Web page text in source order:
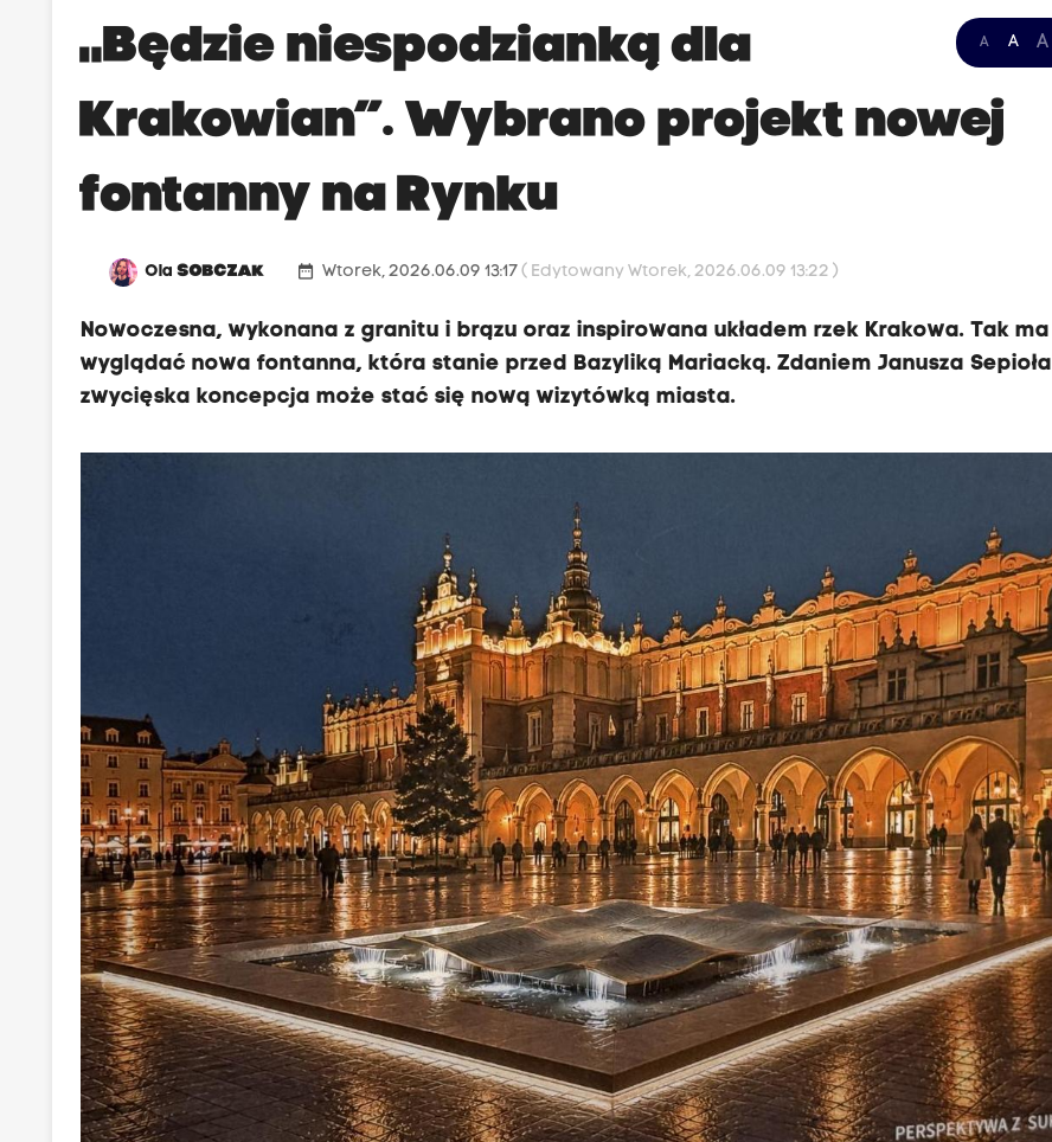
A A A
„Będzie niespodzianką dla
Krakowian”. Wybrano projekt nowej
fontanny na Rynku
OlaSOBCZAK date_range Wtorek, 2026.06.09 13:17( Edytowany Wtorek, 2026.06.09 13:22 )
Nowoczesna, wykonana z granitu i brązu oraz inspirowana układem rzek Krakowa. Tak ma
wyglądać nowa fontanna, która stanie przed Bazyliką Mariacką. Zdaniem Janusza Sepioła
zwycięska koncepcja może stać się nową wizytówką miasta.